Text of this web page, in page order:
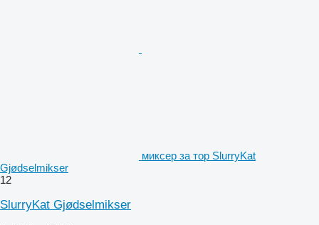
миксер за тор SlurryKat
Gjødselmikser
12
SlurryKat Gjødselmikser